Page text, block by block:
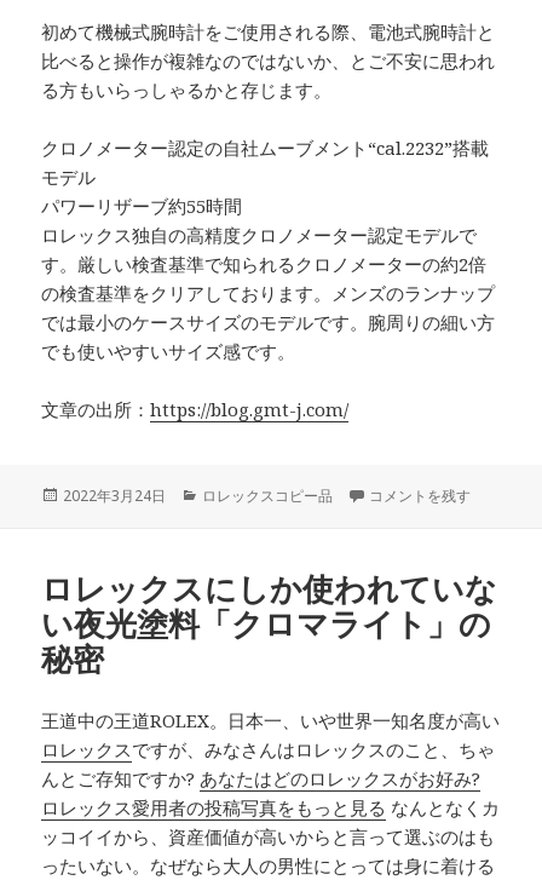
初めて機械式腕時計をご使用される際、電池式腕時計と
比べると操作が複雑なのではないか、とご不安に思われ
る方もいらっしゃるかと存じます。
クロノメーター認定の自社ムーブメント“cal.2232”搭載
モデル
パワーリザーブ約55時間
ロレックス独自の高精度クロノメーター認定モデルで
す。厳しい検査基準で知られるクロノメーターの約2倍
の検査基準をクリアしております。メンズのランナップ
では最小のケースサイズのモデルです。腕周りの細い方
でも使いやすいサイズ感です。
文章の出所：https://blog.gmt-j.com/
投
2022年3月24日
カ
ー
ロレックスコピー品 新生活の相棒探しに【
コメントを残す
ロレックスにしか使われていな
い夜光塗料「クロマライト」の
秘密
王道中の王道ROLEX。日本一、いや世界一知名度が高い
ロレックスですが、みなさんはロレックスのこと、ちゃ
んとご存知ですか? あなたはどのロレックスがお好み?
ロレックス愛用者の投稿写真をもっと見る なんとなくカ
ッコイイから、資産価値が高いからと言って選ぶのはも
ったいない。なぜなら大人の男性にとっては身に着ける